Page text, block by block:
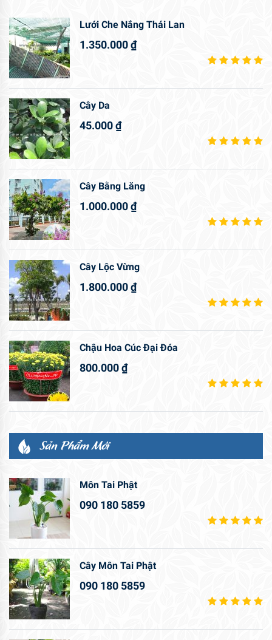
Lưới Che Nắng Thái Lan
1.350.000₫
Cây Da
45.000₫
Cây Bằng Lăng
1.000.000₫
Cây Lộc Vừng
1.800.000₫
Chậu Hoa Cúc Đại Đóa
800.000₫
Sản Phẩm Mới
Môn Tai Phật
090 180 5859
Cây Môn Tai Phật
090 180 5859